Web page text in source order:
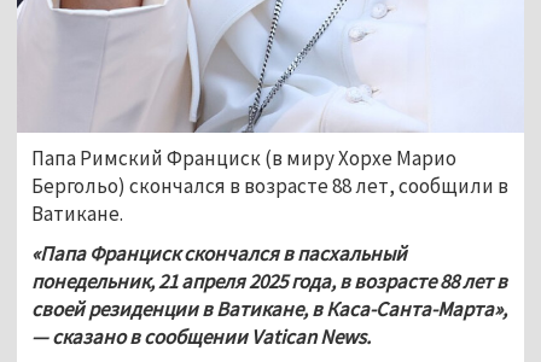
Папа Римский Франциск (в миру Хорхе Марио
Бергольо) скончался в возрасте 88 лет, сообщили в
Ватикане.
«Папа Франциск скончался в пасхальный
понедельник, 21 апреля 2025 года, в возрасте 88 лет в
своей резиденции в Ватикане, в Каса-Санта-Марта»,
— сказано в сообщении Vatican News.